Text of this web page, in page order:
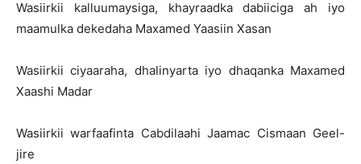
Wasiirkii kalluumaysiga, khayraadka dabiiciga ah iyo
maamulka dekedaha Maxamed Yaasiin Xasan
Wasiirkii ciyaaraha, dhalinyarta iyo dhaqanka Maxamed
Xaashi Madar
Wasiirkii warfaafinta Cabdilaahi Jaamac Cismaan Geel-
jire